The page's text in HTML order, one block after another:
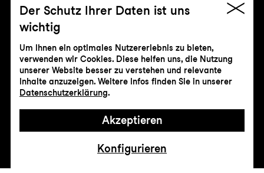
YouTube
Presse
© Genossenschaft Konzert und Theater
St.Gallen
Impressum
Datenschutz AGB Intranet
Der Schutz Ihrer Daten ist uns
wichtig
Um Ihnen ein optimales Nutzererlebnis zu bieten,
verwenden wir Cookies. Diese helfen uns, die Nutzung
unserer Website besser zu verstehen und relevante
Inhalte anzuzeigen. Weitere Infos finden Sie in unserer
Datenschutzerklärung.
Akzeptieren
Konfigurieren